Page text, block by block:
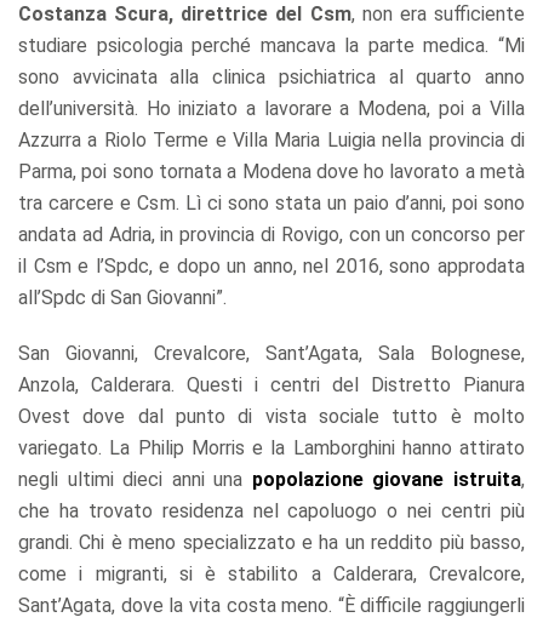
Costanza Scura, direttrice del Csm, non era sufficiente
studiare psicologia perché mancava la parte medica. “Mi
sono avvicinata alla clinica psichiatrica al quarto anno
dell’università. Ho iniziato a lavorare a Modena, poi a Villa
Azzurra a Riolo Terme e Villa Maria Luigia nella provincia di
Parma, poi sono tornata a Modena dove ho lavorato a metà
tra carcere e Csm. Lì ci sono stata un paio d’anni, poi sono
andata ad Adria, in provincia di Rovigo, con un concorso per
il Csm e l’Spdc, e dopo un anno, nel 2016, sono approdata
all’Spdc di San Giovanni”.
San Giovanni, Crevalcore, Sant’Agata, Sala Bolognese,
Anzola, Calderara. Questi i centri del Distretto Pianura
Ovest dove dal punto di vista sociale tutto è molto
variegato. La Philip Morris e la Lamborghini hanno attirato
negli ultimi dieci anni una popolazione giovane istruita,
che ha trovato residenza nel capoluogo o nei centri più
grandi. Chi è meno specializzato e ha un reddito più basso,
come i migranti, si è stabilito a Calderara, Crevalcore,
Sant’Agata, dove la vita costa meno. “È difficile raggiungerli